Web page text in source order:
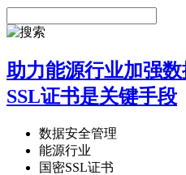
助力能源行业加强
SSL证书是关键手段
数据安全管理
能源行业
国密SSL证书